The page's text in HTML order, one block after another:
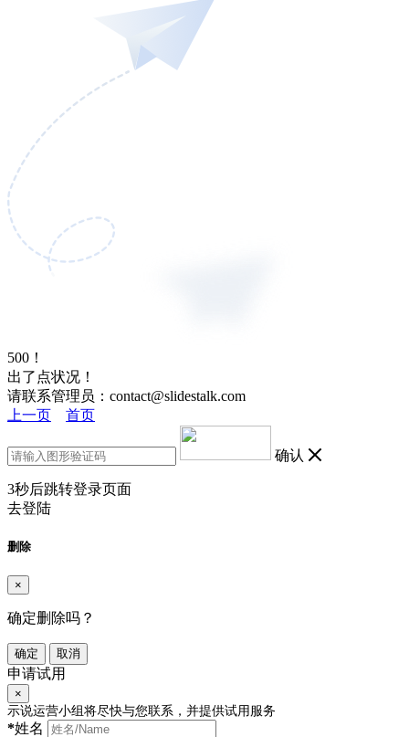
500！
出了点状况！
请联系管理员：contact@slidestalk.com
上一页
首页
确认
3秒后跳转登录页面
去登陆
删除
×
确定删除吗？
确定 取消
申请试用
×
示说运营小组将尽快与您联系，并提供试用服务
*姓名